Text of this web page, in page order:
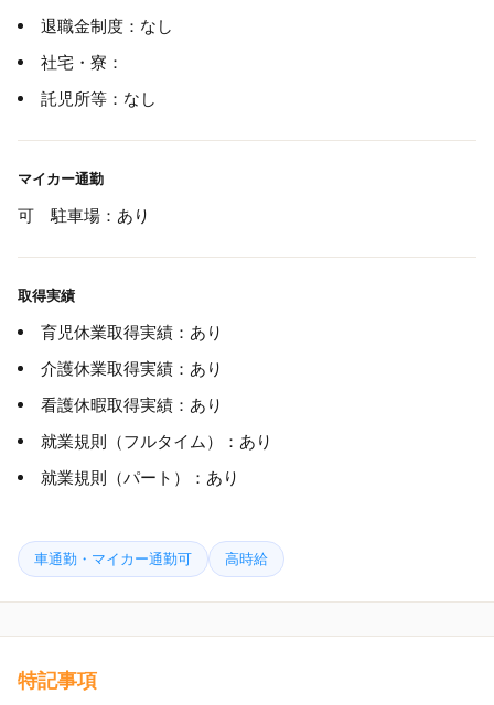
退職金制度：なし
社宅・寮：
託児所等：なし
マイカー通勤
可 駐車場：あり
取得実績
育児休業取得実績：あり
介護休業取得実績：あり
看護休暇取得実績：あり
就業規則（フルタイム）：あり
就業規則（パート）：あり
車通勤・マイカー通勤可 高時給
特記事項